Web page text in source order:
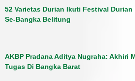
52 Varietas Durian Ikuti Festival Durian
Se-Bangka Belitung
AKBP Pradana Aditya Nugraha: Akhiri
Tugas Di Bangka Barat